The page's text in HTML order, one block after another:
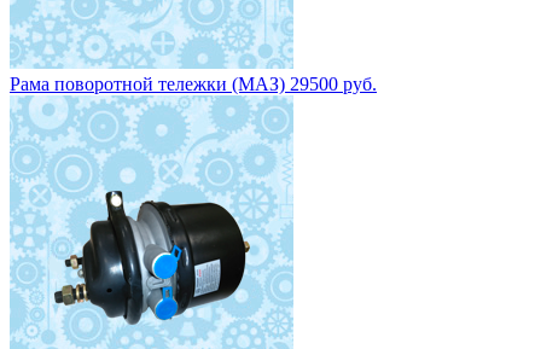
Рама поворотной тележки (МАЗ) 29500 руб.